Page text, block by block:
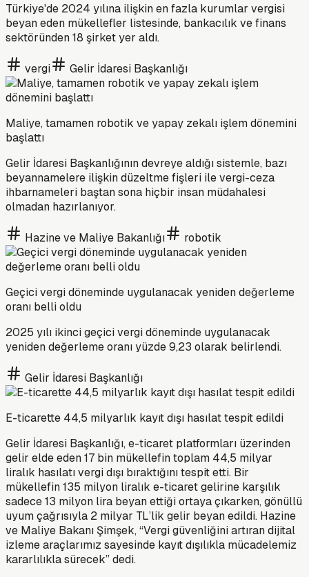
Türkiye'de 2024 yılına ilişkin en fazla kurumlar vergisi
beyan eden mükellefler listesinde, bankacılık ve finans
sektöründen 18 şirket yer aldı.
vergi Gelir İdaresi Başkanlığı
Maliye, tamamen robotik ve yapay zekalı işlem dönemini
başlattı
Gelir İdaresi Başkanlığının devreye aldığı sistemle, bazı
beyannamelere ilişkin düzeltme fişleri ile vergi-ceza
ihbarnameleri baştan sona hiçbir insan müdahalesi
olmadan hazırlanıyor.
Hazine ve Maliye Bakanlığı robotik
Geçici vergi döneminde uygulanacak yeniden değerleme
oranı belli oldu
2025 yılı ikinci geçici vergi döneminde uygulanacak
yeniden değerleme oranı yüzde 9,23 olarak belirlendi.
Gelir İdaresi Başkanlığı
E-ticarette 44,5 milyarlık kayıt dışı hasılat tespit edildi
Gelir İdaresi Başkanlığı, e-ticaret platformları üzerinden
gelir elde eden 17 bin mükellefin toplam 44,5 milyar
liralık hasılatı vergi dışı bıraktığını tespit etti. Bir
mükellefin 135 milyon liralık e-ticaret gelirine karşılık
sadece 13 milyon lira beyan ettiği ortaya çıkarken, gönüllü
uyum çağrısıyla 2 milyar TL’lik gelir beyan edildi. Hazine
ve Maliye Bakanı Şimşek, “Vergi güvenliğini artıran dijital
izleme araçlarımız sayesinde kayıt dışılıkla mücadelemiz
kararlılıkla sürecek” dedi.